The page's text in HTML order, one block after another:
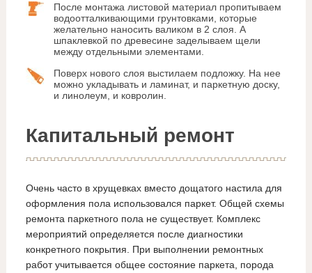
После монтажа листовой материал пропитываем
водоотталкивающими грунтовками, которые
желательно наносить валиком в 2 слоя. А
шпаклевкой по древесине заделываем щели
между отдельными элементами.
Поверх нового слоя выстилаем подложку. На нее
можно укладывать и ламинат, и паркетную доску,
и линолеум, и ковролин.
Капитальный ремонт
Очень часто в хрущевках вместо дощатого настила для
оформления пола использовался паркет. Общей схемы
ремонта паркетного пола не существует. Комплекс
мероприятий определяется после диагностики
конкретного покрытия. При выполнении ремонтных
работ учитывается общее состояние паркета, порода